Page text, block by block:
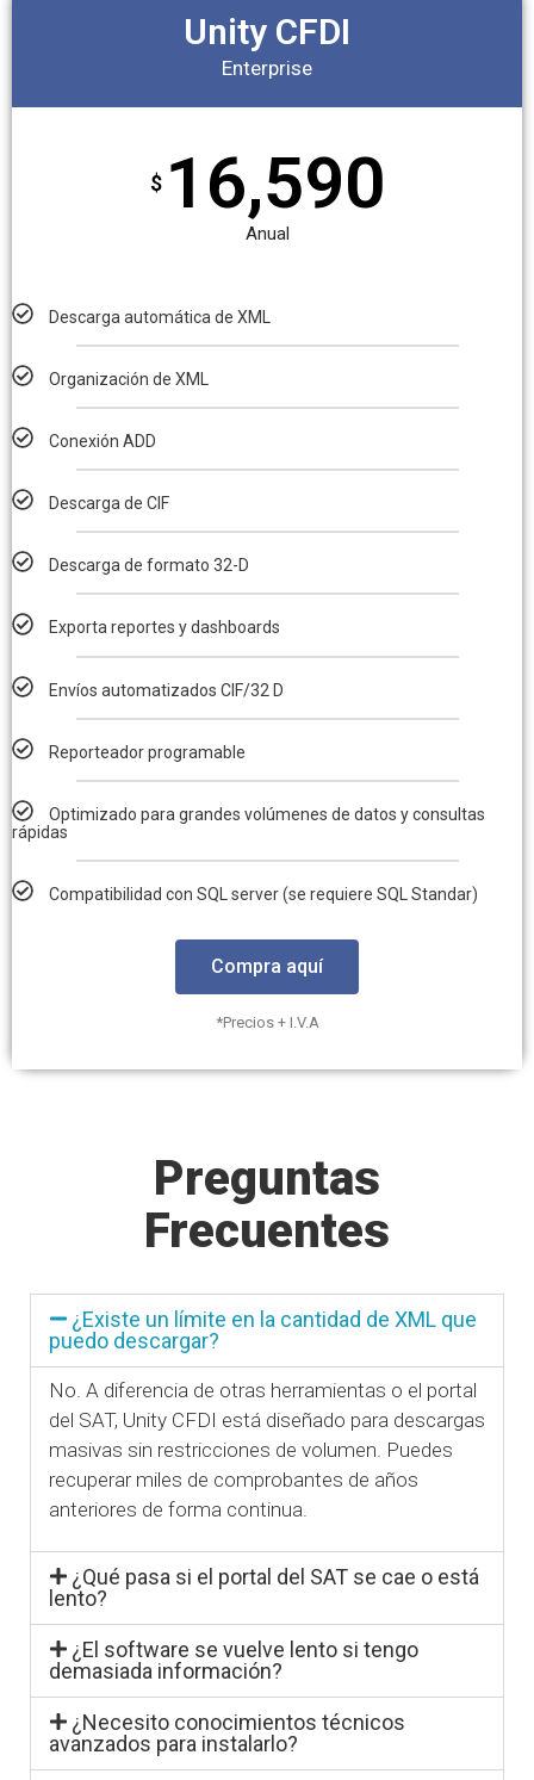
Unity CFDI
Enterprise
$ 16,590
Anual
Descarga automática de XML
Organización de XML
Conexión ADD
Descarga de CIF
Descarga de formato 32-D
Exporta reportes y dashboards
Envíos automatizados CIF/32 D
Reporteador programable
Optimizado para grandes volúmenes de datos y consultas
rápidas
Compatibilidad con SQL server (se requiere SQL Standar)
Compra aquí
*Precios + I.V.A
Preguntas
Frecuentes
¿Existe un límite en la cantidad de XML que
puedo descargar?
No. A diferencia de otras herramientas o el portal
del SAT, Unity CFDI está diseñado para descargas
masivas sin restricciones de volumen. Puedes
recuperar miles de comprobantes de años
anteriores de forma continua.
¿Qué pasa si el portal del SAT se cae o está
lento?
¿El software se vuelve lento si tengo
demasiada información?
¿Necesito conocimientos técnicos
avanzados para instalarlo?